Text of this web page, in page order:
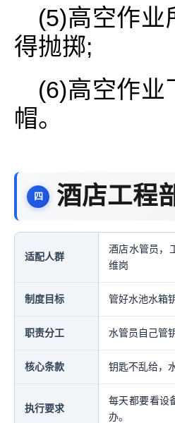
(5)高空作业
得抛掷;
(6)高空作业
帽。
酒店工程
适配人群
酒店水管员，
维岗
制度目标 管好水池水箱
职责分工 水管员自己管
核心条款 钥匙不乱给，
执行要求
每天都要看设
办。